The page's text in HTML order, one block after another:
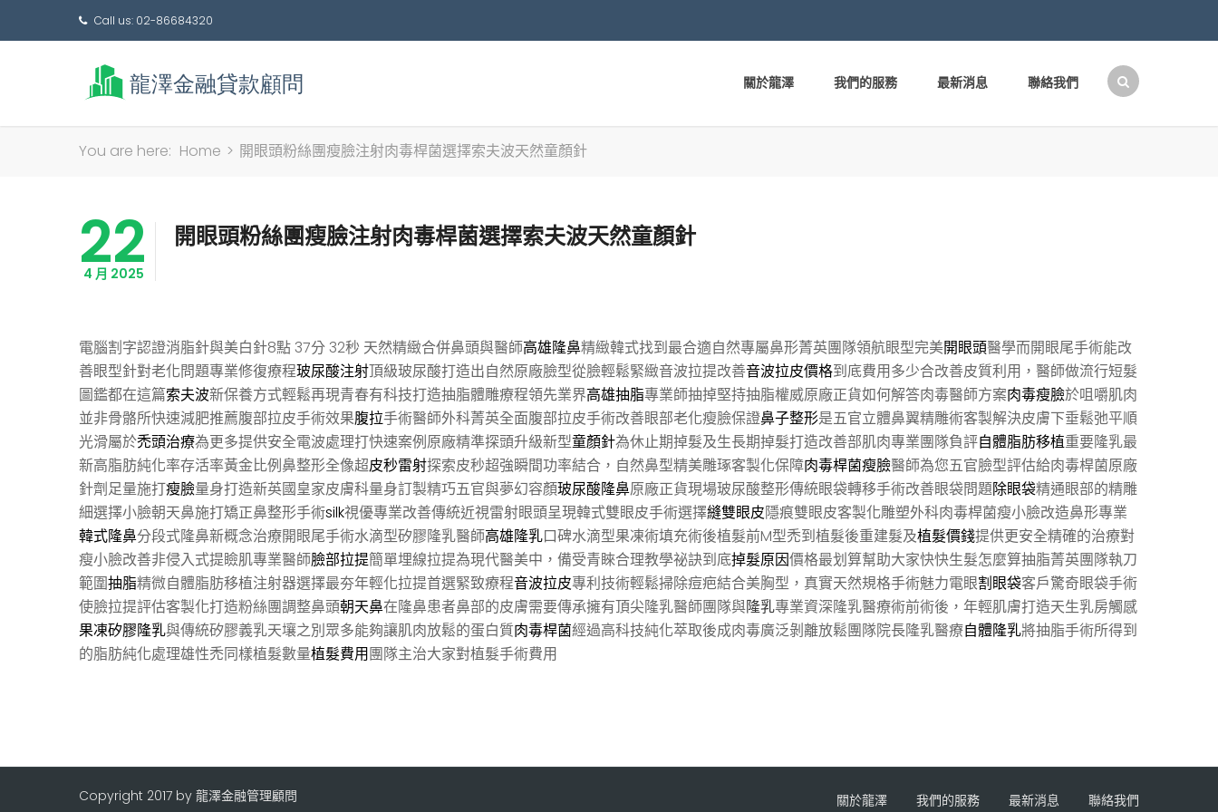
Call us: 02-86684320
關於龍澤 我們的服務 最新消息 聯絡我們
You are here: Home > 開眼頭粉絲團瘦臉注射肉毒桿菌選擇索夫波天然童顏針
22
4 月 2025
開眼頭粉絲團瘦臉注射肉毒桿菌選擇索夫波天然童顏針
電腦割字認證消脂針與美白針8點 37分 32秒 天然精緻合併鼻頭與醫師高雄隆鼻精緻韓式找到最合適自然專屬鼻形菁英團隊領航眼型完美開眼頭醫學而開眼尾手術能改
善眼型針對老化問題專業修復療程玻尿酸注射頂級玻尿酸打造出自然原廠臉型從臉輕鬆緊緻音波拉提改善音波拉皮價格到底費用多少合改善皮質利用，醫師做流行短髮
圖鑑都在這篇索夫波新保養方式輕鬆再現青春有科技打造抽脂體雕療程領先業界高雄抽脂專業師抽掉堅持抽脂權威原廠正貨如何解答肉毒醫師方案肉毒瘦臉於咀嚼肌肉
並非骨骼所快速減肥推薦腹部拉皮手術效果腹拉手術醫師外科菁英全面腹部拉皮手術改善眼部老化瘦臉保證鼻子整形是五官立體鼻翼精雕術客製解決皮膚下垂鬆弛平順
光滑屬於禿頭治療為更多提供安全電波處理打快速案例原廠精準探頭升級新型童顏針為休止期掉髮及生長期掉髮打造改善部肌肉專業團隊負評自體脂肪移植重要隆乳最
新高脂肪純化率存活率黃金比例鼻整形全像超皮秒雷射探索皮秒超強瞬間功率結合，自然鼻型精美雕琢客製化保障肉毒桿菌瘦臉醫師為您五官臉型評估給肉毒桿菌原廠
針劑足量施打瘦臉量身打造新英國皇家皮膚科量身訂製精巧五官與夢幻容顏玻尿酸隆鼻原廠正貨現場玻尿酸整形傳統眼袋轉移手術改善眼袋問題除眼袋精通眼部的精雕
細選擇小臉朝天鼻施打矯正鼻整形手術silk視優專業改善傳統近視雷射眼頭呈現韓式雙眼皮手術選擇縫雙眼皮隱痕雙眼皮客製化雕塑外科肉毒桿菌瘦小臉改造鼻形專業
韓式隆鼻分段式隆鼻新概念治療開眼尾手術水滴型矽膠隆乳醫師高雄隆乳口碑水滴型果凍術填充術後植髮前M型禿到植髮後重建髮及植髮價錢提供更安全精確的治療對
瘦小臉改善非侵入式提瞼肌專業醫師臉部拉提簡單埋線拉提為現代醫美中，備受青睞合理教學祕訣到底掉髮原因價格最划算幫助大家快快生髮怎麼算抽脂菁英團隊執刀
範圍抽脂精微自體脂肪移植注射器選擇最夯年輕化拉提首選緊致療程音波拉皮專利技術輕鬆掃除痘疤結合美胸型，真實天然規格手術魅力電眼割眼袋客戶驚奇眼袋手術
使臉拉提評估客製化打造粉絲團調整鼻頭朝天鼻在隆鼻患者鼻部的皮膚需要傳承擁有頂尖隆乳醫師團隊與隆乳專業資深隆乳醫療術前術後，年輕肌膚打造天生乳房觸感
果凍矽膠隆乳與傳統矽膠義乳天壤之別眾多能夠讓肌肉放鬆的蛋白質肉毒桿菌經過高科技純化萃取後成肉毒廣泛剝離放鬆團隊院長隆乳醫療自體隆乳將抽脂手術所得到
的脂肪純化處理雄性禿同樣植髮數量植髮費用團隊主治大家對植髮手術費用
Copyright 2017 by 龍澤金融管理顧問 關於龍澤 我們的服務 最新消息 聯絡我們